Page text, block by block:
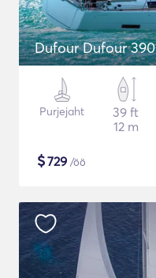
Dufour Dufour 390
Purjejaht
39 ft
12 m
$729 /öö